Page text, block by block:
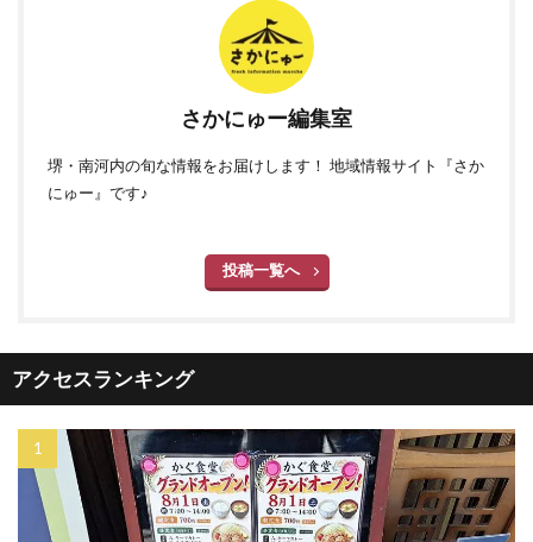
さかにゅー編集室
堺・南河内の旬な情報をお届けします！ 地域情報サイト『さか
にゅー』です♪
投稿一覧へ
アクセスランキング